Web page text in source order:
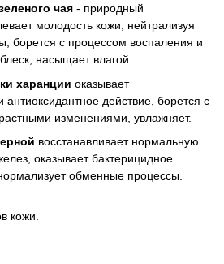
чая - природный
молодость кожи, нейтрализуя
борется с процессом воспаления и
насыщает влагой.
харанции оказывает
антиоксидантное действие, борется с
изменениями, увлажняет.
восстанавливает нормальную
оказывает бактерицидное
обменные процессы.
кожи.